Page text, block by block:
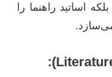
اساتید راهنما را
۳. مرور ادبیات (Literature Review):